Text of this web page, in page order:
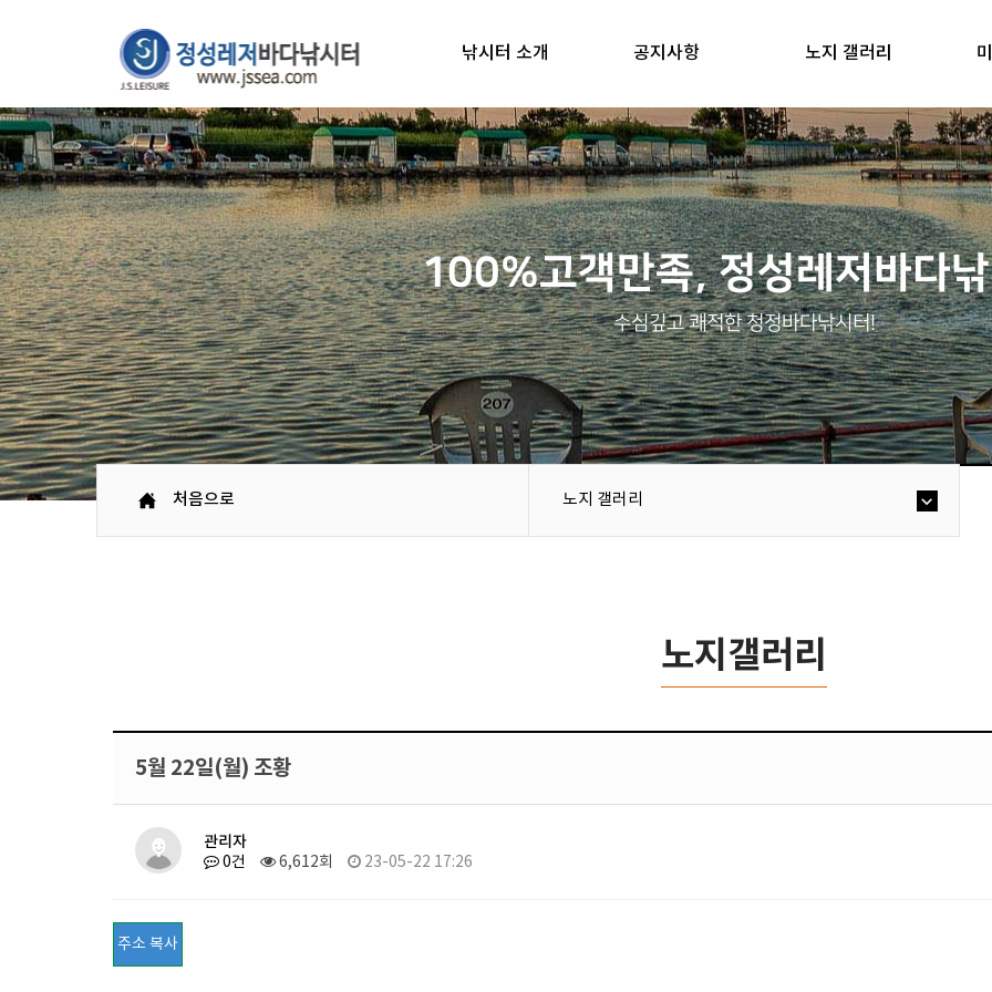
낚시터 소개 공지사항 노지 갤러리
100%고객만족, 정성레저바다
수심깊고 쾌적한 청정바다낚시터!
처음으로 노지 갤러리
노지갤러리
5월 22일(월) 조황
관리자
0건 6,612회 23-05-22 17:26
주소 복사